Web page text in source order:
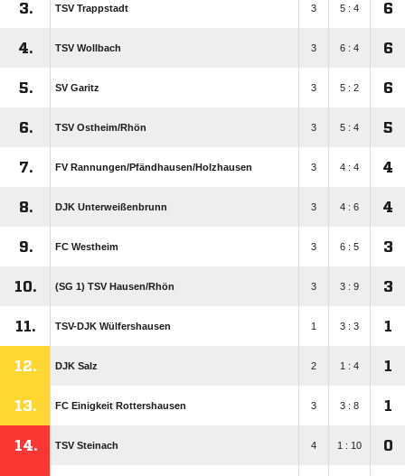
3. TSV Trappstadt 3 5 : 4 6
4. TSV Wollbach 3 6 : 4 6
5. SV Garitz 3 5 : 2 6
6. TSV Ostheim/​Rhön 3 5 : 4 5
7. FV Rannungen/​Pfändhausen/​Holzhausen 3 4 : 4 4
8. DJK Unterweißenbrunn 3 4 : 6 4
9. FC Westheim 3 6 : 5 3
10. (SG 1) TSV Hausen/​Rhön 3 3 : 9 3
11. TSV-DJK Wülfershausen 1 3 : 3 1
12. DJK Salz 2 1 : 4 1
13. FC Einigkeit Rottershausen 3 3 : 8 1
14. TSV Steinach 4 1 : 10 0